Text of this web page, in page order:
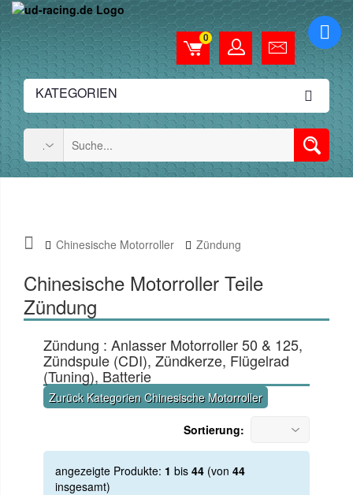
KATEGORIEN
0
Chinesische Motorroller Zündung
Chinesische Motorroller Teile
Zündung
Zündung : Anlasser Motorroller 50 & 125,
Zündspule (CDI), Zündkerze, Flügelrad
(Tuning), Batterie
Zurück Kategorien Chinesische Motorroller
Sortierung:
angezeigte Produkte: 1 bis 44 (von 44
insgesamt)